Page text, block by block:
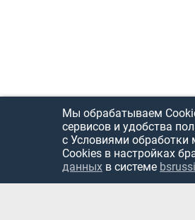
Мы обрабатываем
сервисов и удобства
с Условиями
Cookies в настройках
данных в системе